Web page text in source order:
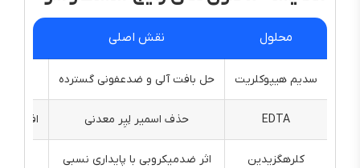
محلول نقش اصلی
سدیم هیپوکلریت حل بافت آلی و ضدعفونی گسترده
EDTA حذف اسمیر لِیِر معدنی افزایش
کلرهگزیدین اثر ضدمیکروبی با پایداری نسبی